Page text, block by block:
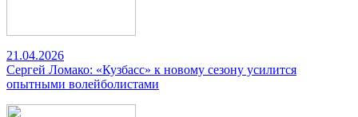
21.04.2026
Сергей Ломако: «Кузбасс» к новому сезону усилится
опытными волейболистами